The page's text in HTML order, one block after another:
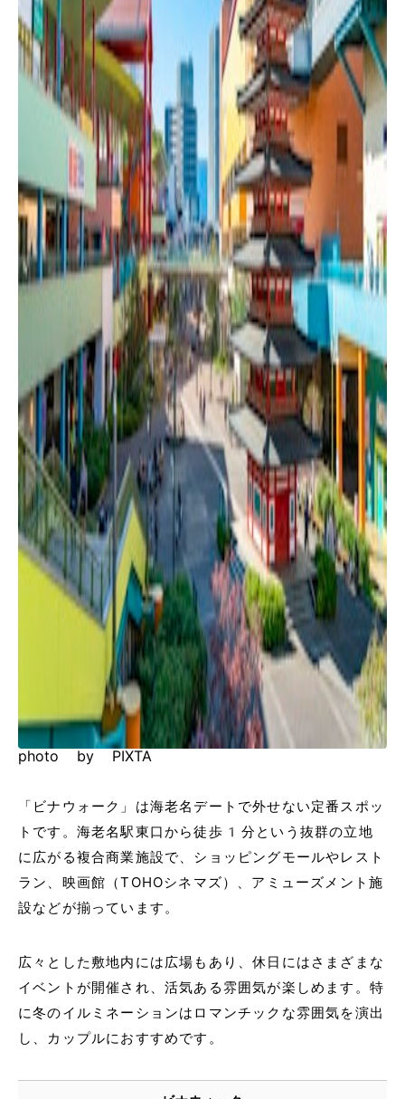
photo by PIXTA
「ビナウォーク」は海老名デートで外せない定番スポッ
トです。海老名駅東口から徒歩1分という抜群の立地
に広がる複合商業施設で、ショッピングモールやレスト
ラン、映画館（TOHOシネマズ）、アミューズメント施
設などが揃っています。
広々とした敷地内には広場もあり、休日にはさまざまな
イベントが開催され、活気ある雰囲気が楽しめます。特
に冬のイルミネーションはロマンチックな雰囲気を演出
し、カップルにおすすめです。